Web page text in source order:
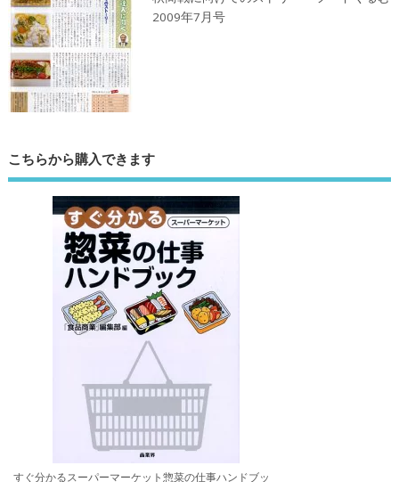
2009年7月号
こちらから購入できます
すぐ分かるスーパーマーケット惣菜の仕事ハンドブッ